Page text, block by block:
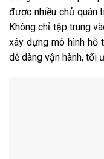
được nhiều chủ quán
Không chỉ tập trung
xây dựng mô hình hỗ
dễ dàng vận hành, tối